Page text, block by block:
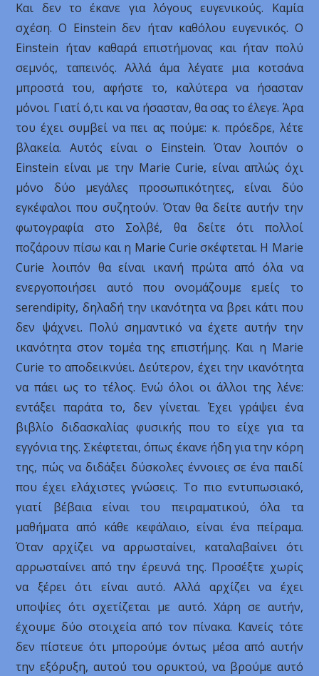
Και δεν το έκανε για λόγους ευγενικούς. Καμία
σχέση. Ο Einstein δεν ήταν καθόλου ευγενικός. Ο
Einstein ήταν καθαρά επιστήμονας και ήταν πολύ
σεμνός, ταπεινός. Αλλά άμα λέγατε μια κοτσάνα
μπροστά του, αφήστε το, καλύτερα να ήσασταν
μόνοι. Γιατί ό,τι και να ήσασταν, θα σας το έλεγε. Άρα
του έχει συμβεί να πει ας πούμε: κ. πρόεδρε, λέτε
βλακεία. Αυτός είναι ο Einstein. Όταν λοιπόν ο
Einstein είναι με την Marie Curie, είναι απλώς όχι
μόνο δύο μεγάλες προσωπικότητες, είναι δύο
εγκέφαλοι που συζητούν. Όταν θα δείτε αυτήν την
φωτογραφία στο Σολβέ, θα δείτε ότι πολλοί
ποζάρουν πίσω και η Marie Curie σκέφτεται. Η Marie
Curie λοιπόν θα είναι ικανή πρώτα από όλα να
ενεργοποιήσει αυτό που ονομάζουμε εμείς το
serendipity, δηλαδή την ικανότητα να βρει κάτι που
δεν ψάχνει. Πολύ σημαντικό να έχετε αυτήν την
ικανότητα στον τομέα της επιστήμης. Και η Marie
Curie το αποδεικνύει. Δεύτερον, έχει την ικανότητα
να πάει ως το τέλος. Ενώ όλοι οι άλλοι της λένε:
εντάξει παράτα το, δεν γίνεται. Έχει γράψει ένα
βιβλίο διδασκαλίας φυσικής που το είχε για τα
εγγόνια της. Σκέφτεται, όπως έκανε ήδη για την κόρη
της, πώς να διδάξει δύσκολες έννοιες σε ένα παιδί
που έχει ελάχιστες γνώσεις. Το πιο εντυπωσιακό,
γιατί βέβαια είναι του πειραματικού, όλα τα
μαθήματα από κάθε κεφάλαιο, είναι ένα πείραμα.
Όταν αρχίζει να αρρωσταίνει, καταλαβαίνει ότι
αρρωσταίνει από την έρευνά της. Προσέξτε χωρίς
να ξέρει ότι είναι αυτό. Αλλά αρχίζει να έχει
υποψίες ότι σχετίζεται με αυτό. Χάρη σε αυτήν,
έχουμε δύο στοιχεία από τον πίνακα. Κανείς τότε
δεν πίστευε ότι μπορούμε όντως μέσα από αυτήν
την εξόρυξη, αυτού του ορυκτού, να βρούμε αυτό